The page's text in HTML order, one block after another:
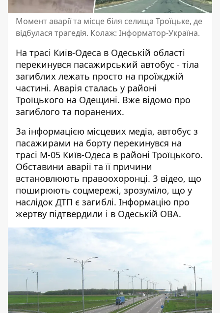
Момент аварії та місце біля селища Троїцьке, де
відбулася трагедія. Колаж: Інформатор-Україна.
На трасі Київ-Одеса в Одеській області
перекинувся пасажирський автобус - тіла
загиблих лежать просто на проїжджій
частині. Аварія сталась у районі
Троїцького на Одещині. Вже відомо про
загиблого та поранених.
За інформацією місцевих медіа, автобус з
пасажирами на борту перекинувся на
трасі М-05 Київ-Одеса в районі Троїцького.
Обставини аварії та її причини
встановлюють правоохоронці. З відео, що
поширюють соцмережі, зрозуміло, що у
наслідок ДТП є загиблі. Інформацію про
жертву підтвердили і в Одеській ОВА.